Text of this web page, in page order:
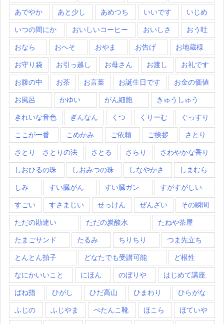
あでやか あと少し あめつち いいです いじめ
いつの間にか おいしいコーヒー おいしさ おう吐
おなら おへそ おやま お告げ お地蔵様
お守り袋 お引っ越し お母さん お渡し お礼です
お腹の中 お茶 お言葉 お誕生日です お金の価値
お風呂 かゆい がん細胞 きゅうしゅう
きれいな音色 ぎんなん くつ くりーむ ぐっすり
ここが一番 こめかみ ご依頼 ご挨拶 さとり
さとり さとりの法 さとる さらり さわやかな香り
しおひるの珠 しおみつの珠 しなやかさ しまむら
しみ すい臓がん すい臓ガン すがすがしい
すごい すさまじい せっけん ぜんざい その瞬間
ただの勘違い ただの炭酸水 たねや茶屋
たまごサンド たるみ ちりちり つま先立ち
とんとん拍子 どなたでも受講可能 ど根性
なにかいいこと にほん のぼりや はじめて講座
ばね指 ひがし ひだ高山 ひまわり ひらがな
ふじの ふじやま ぺたんこ靴 ほこら ほていや